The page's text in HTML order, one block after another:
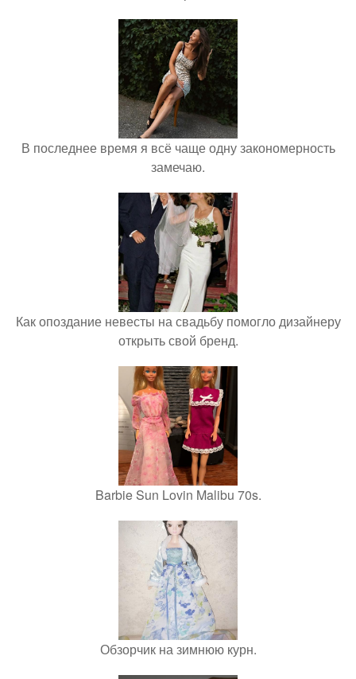
В последнее время я всё чаще одну закономерность
замечаю.
Как опоздание невесты на свадьбу помогло дизайнеру
открыть свой бренд.
Barbie Sun Lovin Malibu 70s.
Обзорчик на зимнюю курн.